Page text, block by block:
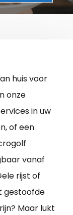
huis voor
onze
in uw
of een
vanaf
rijst of
gestoofde
Maar lukt